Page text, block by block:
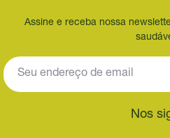
Assine e receba nossa
Nos